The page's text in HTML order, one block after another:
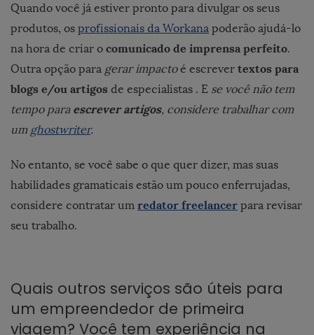
Quando você já estiver pronto para divulgar os seus
produtos, os profissionais da Workana poderão ajudá-lo
na hora de criar o comunicado de imprensa perfeito.
Outra opção para gerar impactoé escrever textos para
blogs e/ou artigos de especialistas . E se você não tem
tempo para escrever artigos, considere trabalhar com
um ghostwriter.
No entanto, se você sabe o que quer dizer, mas suas
habilidades gramaticais estão um pouco enferrujadas,
considere contratar um redator freelancer para revisar
seu trabalho.
Quais outros serviços são úteis para
um empreendedor de primeira
viagem? Você tem experiência na